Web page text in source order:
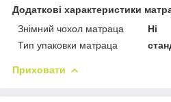
Додаткові характеристики
Знімний чохол матраца
Ні
Тип упаковки матраца
Приховати